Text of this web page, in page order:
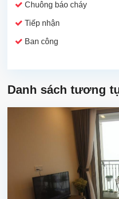
Chuông báo cháy
Tiếp nhận
Ban công
Danh sách tương